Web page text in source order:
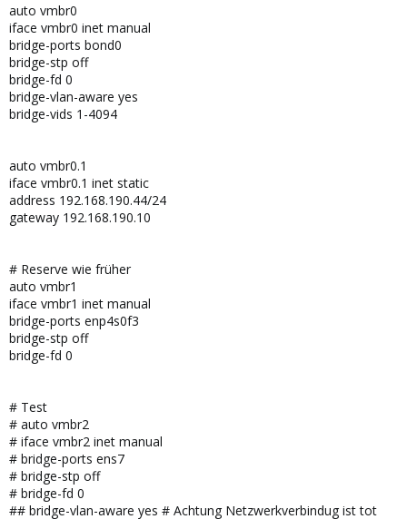
auto vmbr0
iface vmbr0 inet manual
bridge-ports bond0
bridge-stp off
bridge-fd 0
bridge-vlan-aware yes
bridge-vids 1-4094
auto vmbr0.1
iface vmbr0.1 inet static
address 192.168.190.44/24
gateway 192.168.190.10
# Reserve wie früher
auto vmbr1
iface vmbr1 inet manual
bridge-ports enp4s0f3
bridge-stp off
bridge-fd 0
# Test
# auto vmbr2
# iface vmbr2 inet manual
# bridge-ports ens7
# bridge-stp off
# bridge-fd 0
## bridge-vlan-aware yes # Achtung Netzwerkverbindug ist tot